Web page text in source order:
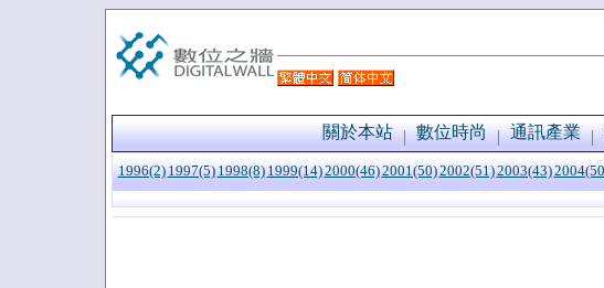
關於本站 數位時尚 通訊產業
1996(2) 1997(5) 1998(8) 1999(14)2000(46)2001(50)2002(51)2003(43)